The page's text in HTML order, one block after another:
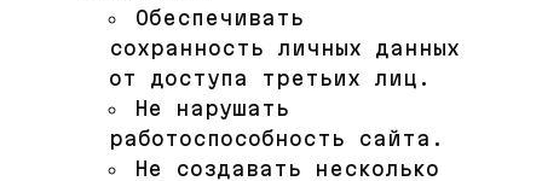
Обеспечивать
сохранность личных данных
от доступа третьих лиц.
Не нарушать
работоспособность сайта.
Не создавать несколько